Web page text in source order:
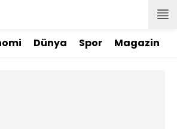
Dünya Spor Magazin